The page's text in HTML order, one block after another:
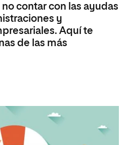
no contar con las ayudas
y
Aquí te
de las más